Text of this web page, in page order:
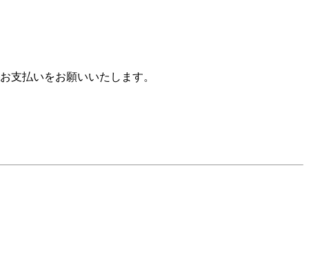
支払いをお願いいたします。